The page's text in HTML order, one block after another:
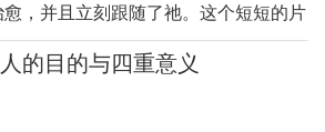
，并且立刻跟随了祂。这个短短的片
人深刻的提醒。我们不妨先看看门徒
终不明白：为什么老师要走向十字
的目的与四重意义